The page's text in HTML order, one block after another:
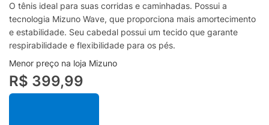
O tênis ideal para suas corridas e caminhadas. Possui a
tecnologia Mizuno Wave, que proporciona mais amortecimento
e estabilidade. Seu cabedal possui um tecido que garante
respirabilidade e flexibilidade para os pés.
Menor preço na loja Mizuno
R$ 399,99